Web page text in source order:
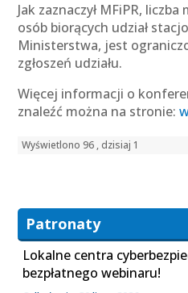
Jak zaznaczył MFiPR,
osób biorących udział
Ministerstwa, jest
zgłoszeń udziału.
Więcej informacji o
znaleźć można na stronie:
Wyświetlono 96 , dzisiaj 1
Patronaty
Lokalne centra
bezpłatnego webinaru!